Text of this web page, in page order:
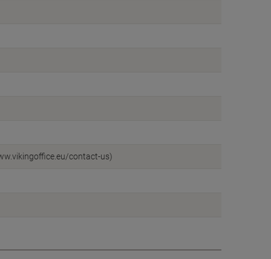
contact-us)